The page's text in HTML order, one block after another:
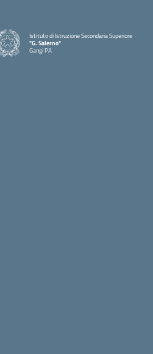
Istituto di Istruzione Secondaria Superiore
"G. Salerno"
Gangi PA
— Visita la pagina iniziale della scuola